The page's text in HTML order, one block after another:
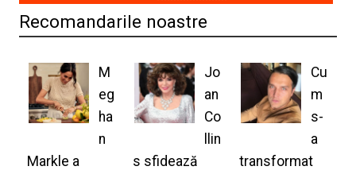
Recomandarile noastre
M
eg
ha
n
Markle a
Jo
an
Co
llin
s sfidează
Cu
m
s-
a
transformat